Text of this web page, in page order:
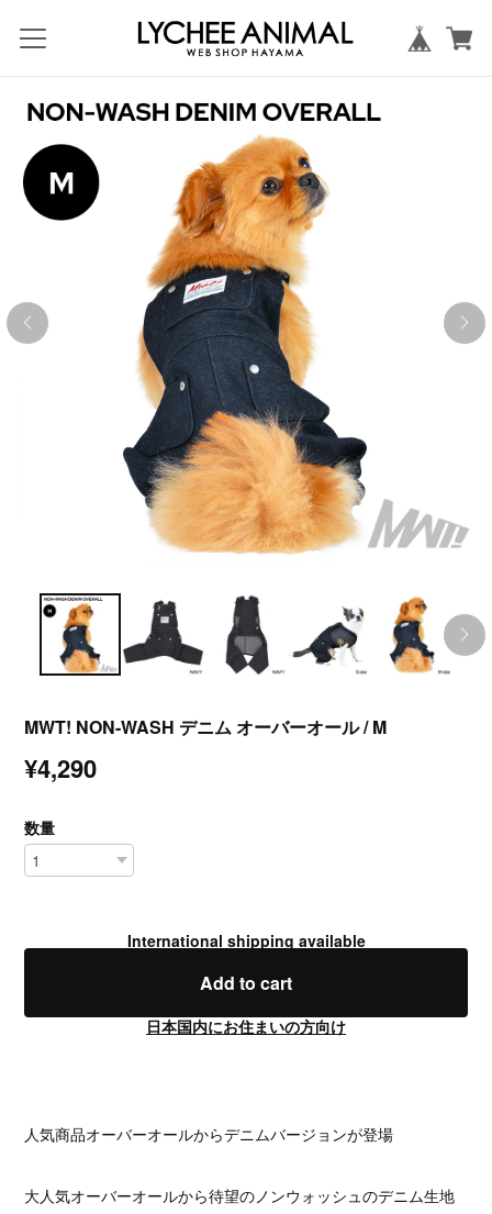
MWT! NON-WASH デニム オーバーオール / M
¥4,290
数量
International shipping available
Add to cart
日本国内にお住まいの方向け
人気商品オーバーオールからデニムバージョンが登場
大人気オーバーオールから待望のノンウォッシュのデニム生地